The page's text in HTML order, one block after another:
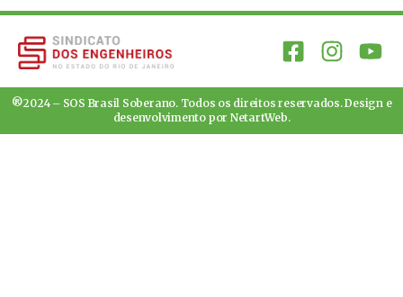
®2024 – SOS Brasil Soberano. Todos os direitos reservados. Design e
desenvolvimento por NetartWeb.